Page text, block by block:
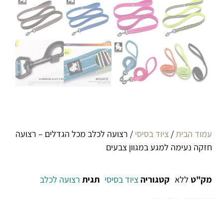
עמוד הבית/ ציוד בסיסי / רצועה לכלב מכל הגדלים – רצועה
חזקה נעימה למגע במגוון צבעים
מק"ט ללא קטגוריהציוד בסיסי תגית רצועה לכלב